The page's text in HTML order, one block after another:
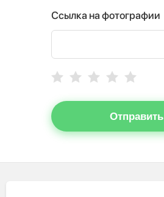
Ссылка на фотографии
Отправить